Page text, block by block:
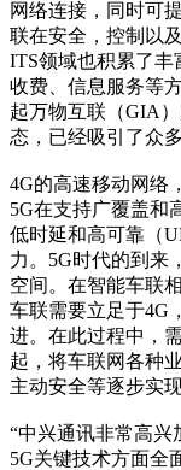
网络连接，同时可
联在安全，控制以
ITS领域也积累了
收费、信息服务等
起万物互联（GIA
态，已经吸引了众
4G的高速移动网络
5G在支持广覆盖和
低时延和高可靠（
力。5G时代的到来
空间。在智能车联
车联需要立足于4G
进。在此过程中，
起，将车联网各种
主动安全等逐步实现
“中兴通讯非常高兴
5G关键技术方面全